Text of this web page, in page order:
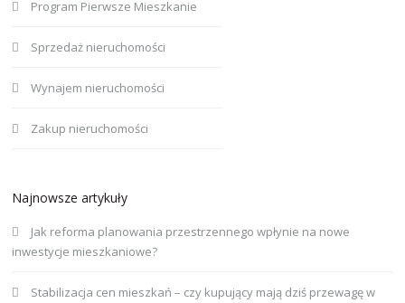
Program Pierwsze Mieszkanie
Sprzedaż nieruchomości
Wynajem nieruchomości
Zakup nieruchomości
Najnowsze artykuły
Jak reforma planowania przestrzennego wpłynie na nowe
inwestycje mieszkaniowe?
Stabilizacja cen mieszkań – czy kupujący mają dziś przewagę w